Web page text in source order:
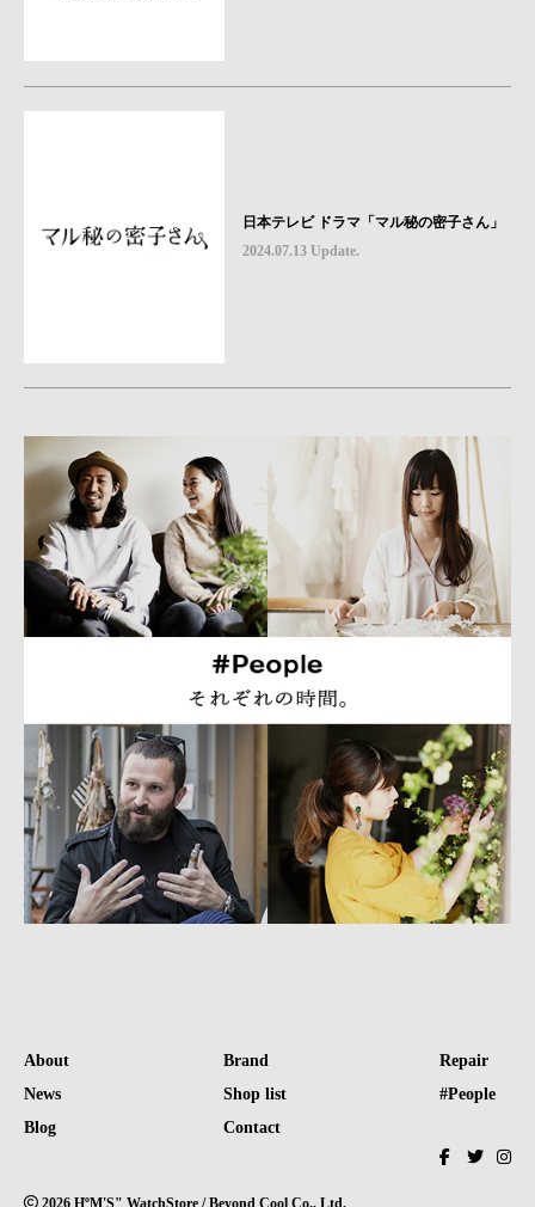
日本テレビ ドラマ「マル秘の密子さん」
2024.07.13 Update.
About
News
Blog
Brand
Shop list
Contact
Repair
#People
2026 HºM'S" WatchStore / Beyond Cool Co., Ltd.